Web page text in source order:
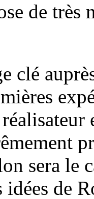
de très
clé
sera le
idées de